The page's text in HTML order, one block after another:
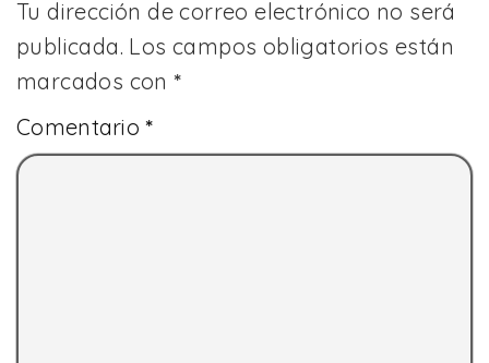
Tu dirección de correo electrónico no será
publicada. Los campos obligatorios están
marcados con*
Comentario*